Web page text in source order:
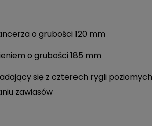
o grubości 120 mm
o grubości 185 mm
się z czterech rygli
zawiasów